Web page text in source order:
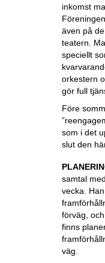
inkomst
även på
teatern.
speciellt
orkestern
gör full
Före
som i det
slut den
samtal
vecka.
förväg,
finns
väg.